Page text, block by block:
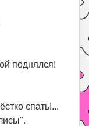
поднялся!
спать!...